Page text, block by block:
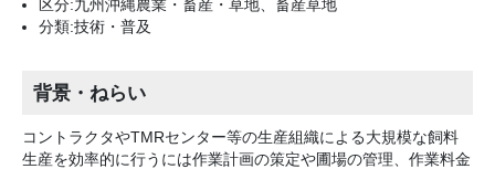
区分:九州沖縄農業・畜産・草地、畜産草地
分類:技術・普及
背景・ねらい
コントラクタやTMRセンター等の生産組織による大規模な飼料
生産を効率的に行うには作業計画の策定や圃場の管理、作業料金